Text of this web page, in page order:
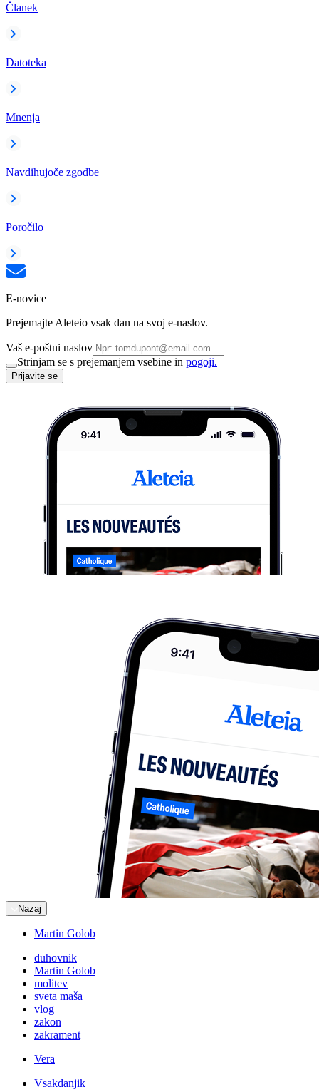
Članek
Datoteka
Mnenja
Navdihujoče zgodbe
Poročilo
E-novice
Prejemajte Aleteio vsak dan na svoj e-naslov.
Vaš e-poštni naslov
Strinjam se s prejemanjem vsebine in pogoji.
Prijavite se
Nazaj
Martin Golob
duhovnik
Martin Golob
molitev
sveta maša
vlog
zakon
zakrament
Vera
Vsakdanjik